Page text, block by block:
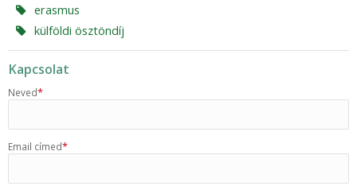
erasmus
külföldi ösztöndíj
Kapcsolat
Neved*
Email címed*